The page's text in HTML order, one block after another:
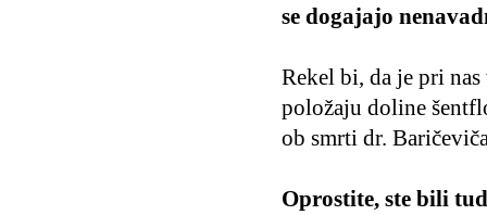
se dogajajo
Rekel bi, da je pri
položaju doline
ob smrti dr.
Oprostite, ste bili